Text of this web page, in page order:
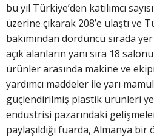
bu yıl Türkiye’den katılımcı
üzerine çıkarak 208’e ulaştı ve
bakımından dördüncü sırada
açık alanların yanı sıra 18
ürünler arasında makine ve
yardımcı maddeler ile yarı
güçlendirilmiş plastik ürünleri
endüstrisi pazarındaki
paylaşıldığı fuarda, Almanya